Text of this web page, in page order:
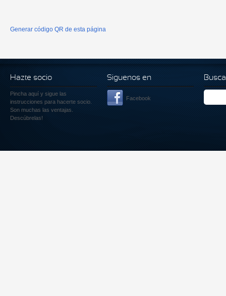
Generar código QR de esta página
Hazte socio
Pincha aquí y sigue las
instrucciones para hacerte socio.
Son muchas las ventajas.
Descúbrelas!
Siguenos en
Facebook